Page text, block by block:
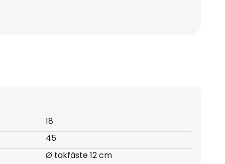
18
45
Ø takfäste 12 cm